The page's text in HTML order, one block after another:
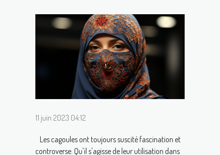
11 juin 2023 04:12
Les cagoules ont toujours suscité fascination et
controverse. Qu'il s'agisse de leur utilisation dans